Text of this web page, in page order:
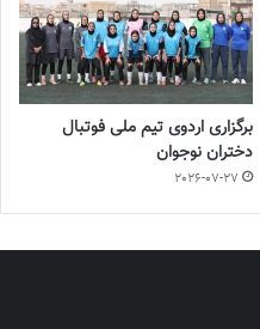
برگزاری اردوی تیم ملی فوتبال
دختران نوجوان
2026-07-27